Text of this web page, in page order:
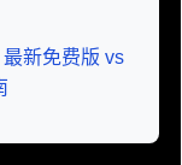
新免费版 vs